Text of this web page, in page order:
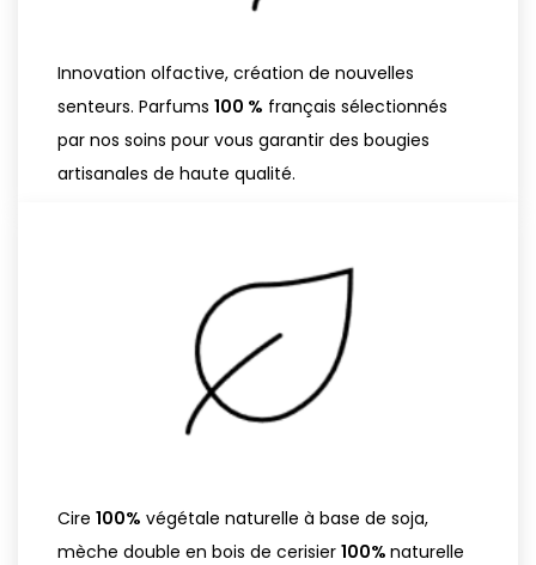
Innovation olfactive, création de nouvelles
senteurs. Parfums100 % français sélectionnés
par nos soins pour vous garantir des bougies
artisanales de haute qualité.
Cire100% végétale naturelle à base de soja,
mèche double en bois de cerisier100%naturelle